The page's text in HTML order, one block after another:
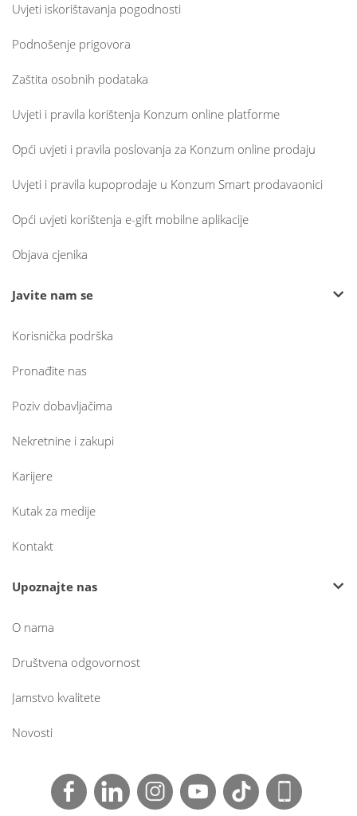
Uvjeti iskorištavanja pogodnosti
Podnošenje prigovora
Zaštita osobnih podataka
Uvjeti i pravila korištenja Konzum online platforme
Opći uvjeti i pravila poslovanja za Konzum online prodaju
Uvjeti i pravila kupoprodaje u Konzum Smart prodavaonici
Opći uvjeti korištenja e-gift mobilne aplikacije
Objava cjenika
Javite nam se
Korisnička podrška
Pronađite nas
Poziv dobavljačima
Nekretnine i zakupi
Karijere
Kutak za medije
Kontakt
Upoznajte nas
O nama
Društvena odgovornost
Jamstvo kvalitete
Novosti